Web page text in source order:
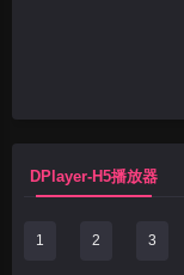
DPlayer-H5播放器
1 2 3